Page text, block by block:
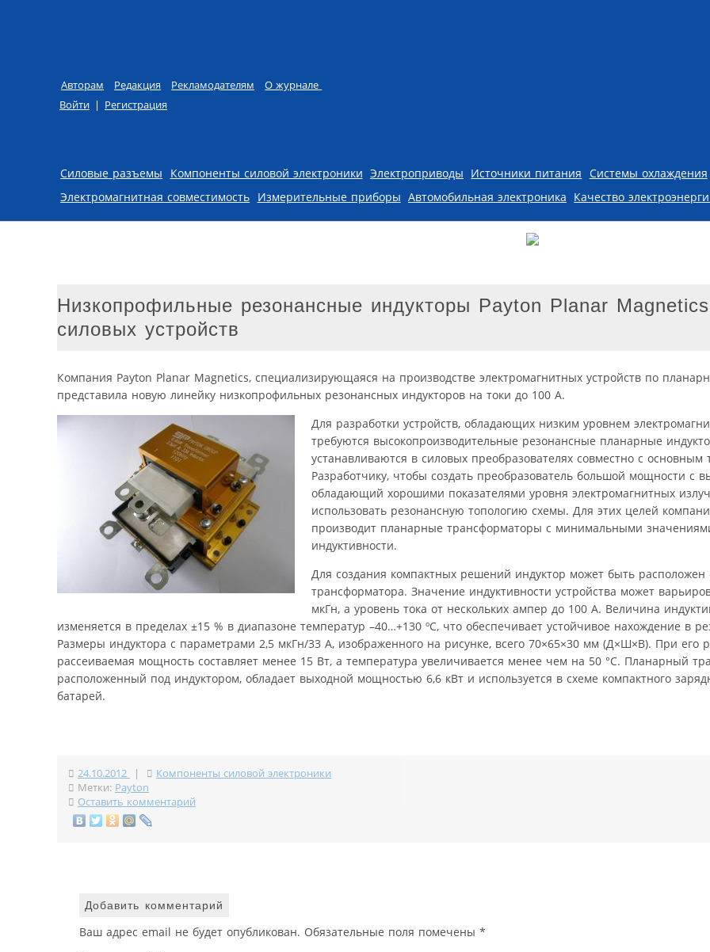
Авторам Редакция Рекламодателям
О журнале
Войти | Регистрация
Skip to content
Силовые разъемы Компоненты силовой электроники Электроприводы Источники питания Системы охлаждения
Электромагнитная совместимость Измерительные приборы Автомобильная электроника Качество
Низкопрофильные резонансные индукторы Payton Planar
силовых устройств
Компания Payton Planar Magnetics, специализирующаяся на производстве электромагнитных устройств по
представила новую линейку низкопрофильных резонансных индукторов на токи до 100 А.
Для разработки устройств, обладающих низким уровнем
требуются высокопроизводительные резонансные планарные
устанавливаются в силовых преобразователях совместно с
Разработчику, чтобы создать преобразователь большой мощности с
обладающий хорошими показателями уровня электромагнитных
использовать резонансную топологию схемы. Для этих целей
производит планарные трансформаторы с минимальными
индуктивности.
Для создания компактных решений индуктор может быть расположен
трансформатора. Значение индуктивности устройства может
мкГн, а уровень тока от нескольких ампер до 100 А. Величина
изменяется в пределах ±15 % в диапазоне температур –40…+130 ºC, что обеспечивает устойчивое нахождение в
Размеры индуктора с параметрами 2,5 мкГн/33 А, изображенного на рисунке, всего 70×65×30 мм (Д×Ш×В). При его
рассеиваемая мощность составляет менее 15 Вт, а температура увеличивается менее чем на 50 °C. Планарный
расположенный под индуктором, обладает выходной мощностью 6,6 кВт и используется в схеме компактного
батарей.
24.10.2012 |
Компоненты силовой электроники
Метки: Payton
Оставить комментарий
Добавить комментарий
Ваш адрес email не будет опубликован. Обязательные поля помечены *